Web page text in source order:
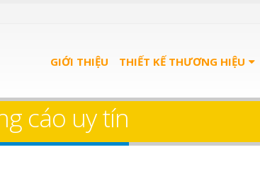
GIỚI THIỆU THIẾT KẾ THƯƠNG HIỆU
cáo uy tín
Quán
trà
Vinh Thu Hút Mọi
Bảng Hiệu Nhà Hàng
Nghệ An Độc Đáo